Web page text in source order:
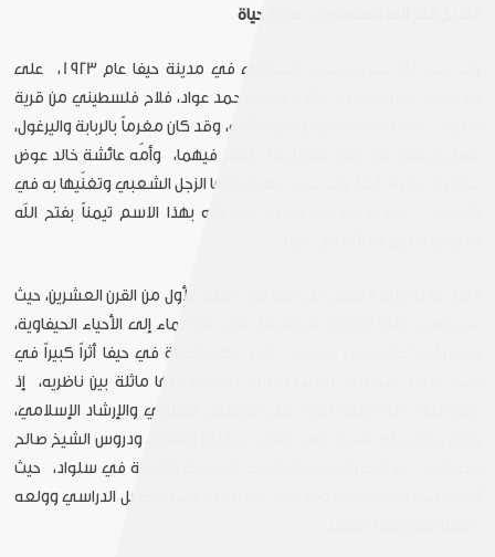
حياة
ولد فتح الله حسن محمد السلوادي في مدينة حيفا عام 1923، على
إحدى تلال جبل الكرمل، والده حسن محمد عواد، فلاح فلسطيني من قرية
سلواد، عرف برقة مشاعره وسرعة تأثره، وقد كان مغرماً بالربابة واليرغول،
تنهال الدموع من عينيه عندما يبدأ بالنفخ فيهما، وأمّه عائشة خالد عوض
من قرية سلواد أيضاً، وقد عُرف عنها ارتجالها الزجل الشعبي وتغنّيها به في
الأعراس. وتعود تسمية الشيخ فتح الله بهذا الاسم تيمناً بفتح الله
انتقل والداه إلى العيش في حيفا في النصف الأول من القرن العشرين، حيث
عمل والده بائعاً متجولاً، ثمَّ اشتغل في نقل الماء إلى الأحياء الحيفاوية،
وعمل أيضاً عاملاً في البلدية. وقد تركت الحياة في حيفا أثراً كبيراً في
نفس الطفل فتح الله، وظلت ذكريات طفولته فيها ماثلة بين ناظريه، إذ
درس فيها مدة أربعة أعوام في مدرستَي السباعي والإرشاد الإسلامي،
وكان يداوم على سماع خطب الشيخ عز الدين القسّام، ودروس الشيخ صالح
الحوراني، ثمَّ انتقل إلى الدراسة في المدرسة الأميرية في سلواد، حيث
أنهى فيها الصف الرابع، وقد عرف عنه نبوغه في التحصيل الدراسي وولعه